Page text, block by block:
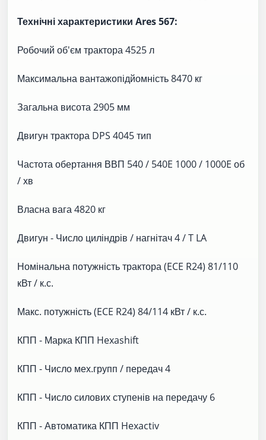
Технічні характеристики Ares 567:
Робочий об'єм трактора 4525 л
Максимальна вантажопідйомність 8470 кг
Загальна висота 2905 мм
Двигун трактора DPS 4045 тип
Частота обертання ВВП 540 / 540E 1000 / 1000E об
/ хв
Власна вага 4820 кг
Двигун - Число циліндрів / нагнітач 4 / T LA
Номінальна потужність трактора (ECE R24) 81/110
кВт / к.с.
Макс. потужність (ECE R24) 84/114 кВт / к.с.
КПП - Марка КПП Hexashift
КПП - Число мех.групп / передач 4
КПП - Число силових ступенів на передачу 6
КПП - Автоматика КПП Hexactiv